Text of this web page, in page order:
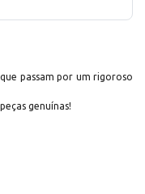
passam por um rigoroso
genuínas!